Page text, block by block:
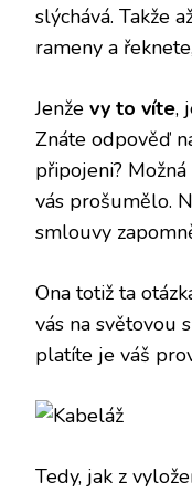
slýchává. Takže
rameny a
Jenže vy to víte,
Znáte odpověď
připojeni?
vás prošumělo.
smlouvy
Ona totiž ta
vás na světovou
platíte je váš
Tedy, jak z